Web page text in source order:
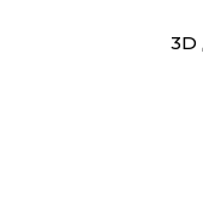
3D